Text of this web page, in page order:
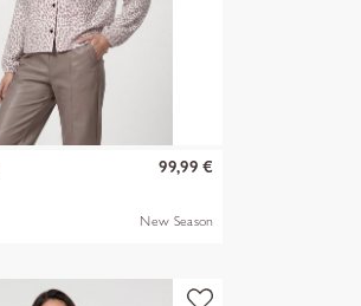
99,99 €
New Season